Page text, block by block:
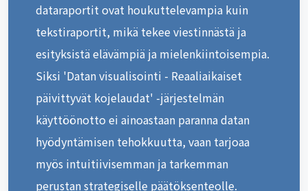
dataraportit ovat houkuttelevampia kuin
tekstiraportit, mikä tekee viestinnästä ja
esityksistä elävämpiä ja mielenkiintoisempia.
Siksi 'Datan visualisointi - Reaaliaikaiset
päivittyvät kojelaudat' -järjestelmän
käyttöönotto ei ainoastaan paranna datan
hyödyntämisen tehokkuutta, vaan tarjoaa
myös intuitiivisemman ja tarkemman
perustan strategiselle päätöksenteolle.